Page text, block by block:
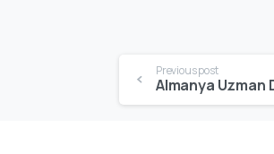
Previous post